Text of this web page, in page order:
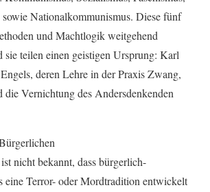
Nationalkommunismus. Diese fünf
und Machtlogik weitgehend
sie teilen einen geistigen Ursprung: Karl
deren Lehre in der Praxis Zwang,
die Vernichtung des Andersdenkenden
nicht bekannt, dass bürgerlich-
eine Terror- oder Mordtradition entwickelt